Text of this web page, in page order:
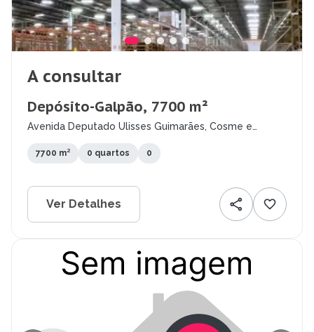
A consultar
Depósito-Galpão, 7700 m²
Avenida Deputado Ulisses Guimarães, Cosme e
7700 m² 0 quartos 0
Ver Detalhes